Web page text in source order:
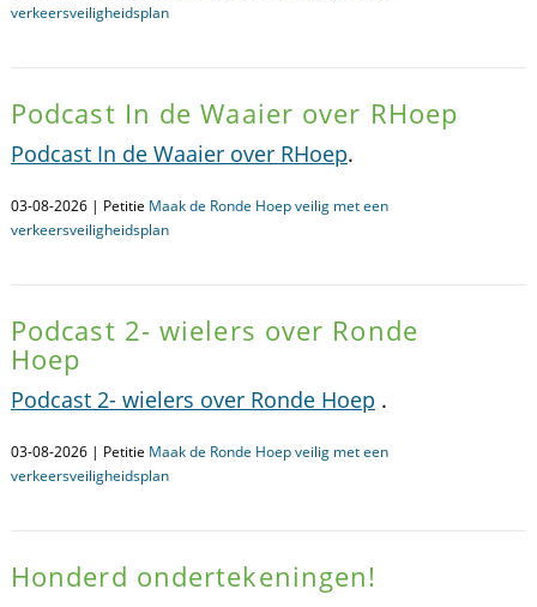
verkeersveiligheidsplan
Podcast In de Waaier over RHoep
Podcast In de Waaier over RHoep.
03-08-2026 | Petitie Maak de Ronde Hoep veilig met een
verkeersveiligheidsplan
Podcast 2- wielers over Ronde
Hoep
Podcast 2- wielers over Ronde Hoep .
03-08-2026 | Petitie Maak de Ronde Hoep veilig met een
verkeersveiligheidsplan
Honderd ondertekeningen!